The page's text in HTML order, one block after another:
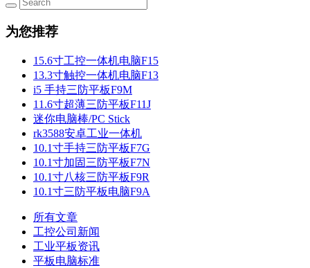
为您推荐
15.6寸工控一体机电脑F15
13.3寸触控一体机电脑F13
i5 手持三防平板F9M
11.6寸超薄三防平板F11J
迷你电脑棒/PC Stick
rk3588安卓工业一体机
10.1寸手持三防平板F7G
10.1寸加固三防平板F7N
10.1寸八核三防平板F9R
10.1寸三防平板电脑F9A
所有文章
工控公司新闻
工业平板资讯
平板电脑标准